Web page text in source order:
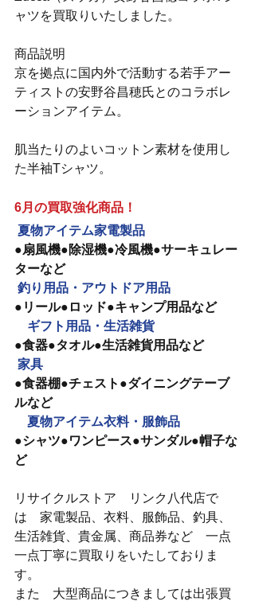
ャツを買取りいたしました。
商品説明
京を拠点に国内外で活動する若手アー
ティストの安野谷昌穂氏とのコラボレ
ーションアイテム。
肌当たりのよいコットン素材を使用し
た半袖Tシャツ。
6月の買取強化商品！
夏物アイテム家電製品
●扇風機●除湿機●冷風機●サーキュレー
ターなど
釣り用品・アウトドア用品
●リール●ロッド●キャンプ用品など
ギフト用品・生活雑貨
●食器●タオル●生活雑貨用品など
家具
●食器棚●チェスト●ダイニングテーブ
ルなど
夏物アイテム衣料・服飾品
●シャツ●ワンピース●サンダル●帽子な
ど
リサイクルストア　リンク八代店で
は　家電製品、衣料、服飾品、釣具、
生活雑貨、貴金属、商品券など　一点
一点丁寧に買取りをいたしておりま
す。
また　大型商品につきましては出張買